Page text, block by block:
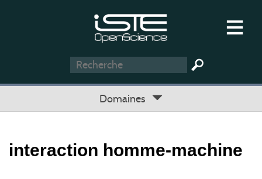
Domaines
interaction homme-machine